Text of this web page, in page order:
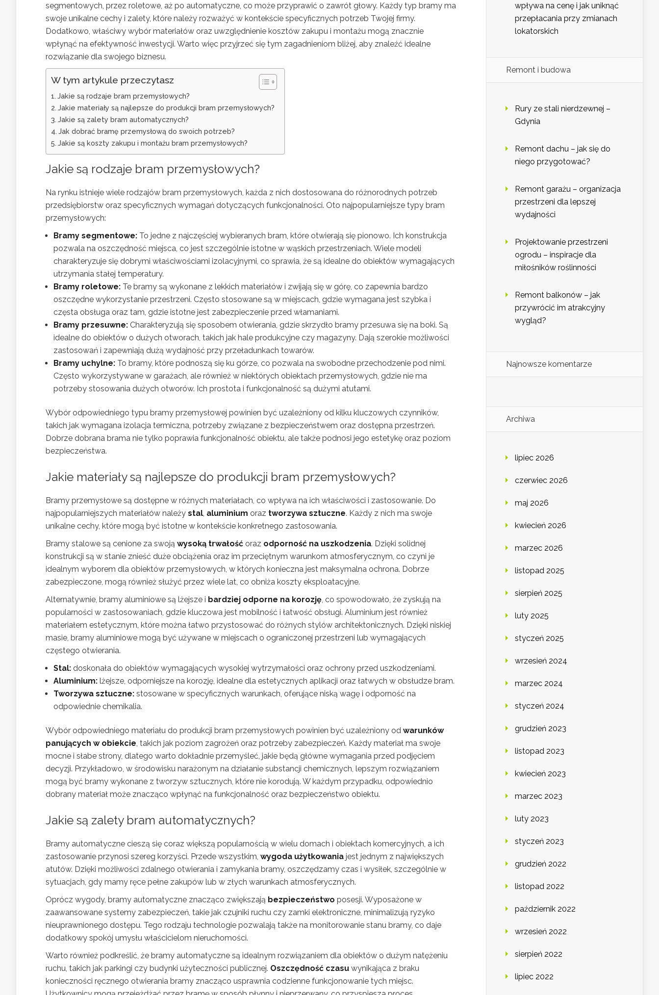
segmentowych, przez roletowe, aż po automatyczne, co może przyprawić o zawrót głowy. Każdy typ bramy ma
swoje unikalne cechy i zalety, które należy rozważyć w kontekście specyficznych potrzeb Twojej firmy.
Dodatkowo, właściwy wybór materiałów oraz uwzględnienie kosztów zakupu i montażu mogą znacznie
wpłynąć na efektywność inwestycji. Warto więc przyjrzeć się tym zagadnieniom bliżej, aby znaleźć idealne
rozwiązanie dla swojego biznesu.
W tym artykule przeczytasz
Jakie są rodzaje bram przemysłowych?
Jakie materiały są najlepsze do produkcji bram przemysłowych?
Jakie są zalety bram automatycznych?
Jak dobrać bramę przemysłową do swoich potrzeb?
Jakie są koszty zakupu i montażu bram przemysłowych?
Jakie są rodzaje bram przemysłowych?
Na rynku istnieje wiele rodzajów bram przemysłowych, każda z nich dostosowana do różnorodnych potrzeb
przedsiębiorstw oraz specyficznych wymagań dotyczących funkcjonalności. Oto najpopularniejsze typy bram
przemysłowych:
Bramy segmentowe: To jedne z najczęściej wybieranych bram, które otwierają się pionowo. Ich konstrukcja
pozwala na oszczędność miejsca, co jest szczególnie istotne w wąskich przestrzeniach. Wiele modeli
charakteryzuje się dobrymi właściwościami izolacyjnymi, co sprawia, że są idealne do obiektów wymagających
utrzymania stałej temperatury.
Bramy roletowe: Te bramy są wykonane z lekkich materiałów i zwijają się w górę, co zapewnia bardzo
oszczędne wykorzystanie przestrzeni. Często stosowane są w miejscach, gdzie wymagana jest szybka i
częsta obsługa oraz tam, gdzie istotne jest zabezpieczenie przed włamaniami.
Bramy przesuwne: Charakteryzują się sposobem otwierania, gdzie skrzydło bramy przesuwa się na boki. Są
idealne do obiektów o dużych otworach, takich jak hale produkcyjne czy magazyny. Dają szerokie możliwości
zastosowań i zapewniają dużą wydajność przy przeładunkach towarów.
Bramy uchylne: To bramy, które podnoszą się ku górze, co pozwala na swobodne przechodzenie pod nimi.
Często wykorzystywane w garażach, ale również w niektórych obiektach przemysłowych, gdzie nie ma
potrzeby stosowania dużych otworów. Ich prostota i funkcjonalność są dużymi atutami.
Wybór odpowiedniego typu bramy przemysłowej powinien być uzależniony od kilku kluczowych czynników,
takich jak wymagana izolacja termiczna, potrzeby związane z bezpieczeństwem oraz dostępna przestrzeń.
Dobrze dobrana brama nie tylko poprawia funkcjonalność obiektu, ale także podnosi jego estetykę oraz poziom
bezpieczeństwa.
Jakie materiały są najlepsze do produkcji bram przemysłowych?
Bramy przemysłowe są dostępne w różnych materiałach, co wpływa na ich właściwości i zastosowanie. Do
najpopularniejszych materiałów należy stal, aluminium oraz tworzywa sztuczne. Każdy z nich ma swoje
unikalne cechy, które mogą być istotne w kontekście konkretnego zastosowania.
Bramy stalowe są cenione za swoją wysoką trwałość oraz odporność na uszkodzenia. Dzięki solidnej
konstrukcji są w stanie znieść duże obciążenia oraz im przeciętnym warunkom atmosferycznym, co czyni je
idealnym wyborem dla obiektów przemysłowych, w których konieczna jest maksymalna ochrona. Dobrze
zabezpieczone, mogą również służyć przez wiele lat, co obniża koszty eksploatacyjne.
Alternatywnie, bramy aluminiowe są lżejsze i bardziej odporne na korozję, co spowodowało, że zyskują na
popularności w zastosowaniach, gdzie kluczowa jest mobilność i łatwość obsługi. Aluminium jest również
materiałem estetycznym, które można łatwo przystosować do różnych stylów architektonicznych. Dzięki niskiej
masie, bramy aluminiowe mogą być używane w miejscach o ograniczonej przestrzeni lub wymagających
częstego otwierania.
Stal: doskonała do obiektów wymagających wysokiej wytrzymałości oraz ochrony przed uszkodzeniami.
Aluminium: lżejsze, odporniejsze na korozję, idealne dla estetycznych aplikacji oraz łatwych w obsłudze bram.
Tworzywa sztuczne: stosowane w specyficznych warunkach, oferujące niską wagę i odporność na
odpowiednie chemikalia.
Wybór odpowiedniego materiału do produkcji bram przemysłowych powinien być uzależniony od warunków
panujących w obiekcie, takich jak poziom zagrożeń oraz potrzeby zabezpieczeń. Każdy materiał ma swoje
mocne i słabe strony, dlatego warto dokładnie przemyśleć, jakie będą główne wymagania przed podjęciem
decyzji. Przykładowo, w środowisku narażonym na działanie substancji chemicznych, lepszym rozwiązaniem
mogą być bramy wykonane z tworzyw sztucznych, które nie korodują. W każdym przypadku, odpowiednio
dobrany materiał może znacząco wpłynąć na funkcjonalność oraz bezpieczeństwo obiektu.
Jakie są zalety bram automatycznych?
Bramy automatyczne cieszą się coraz większą popularnością w wielu domach i obiektach komercyjnych, a ich
zastosowanie przynosi szereg korzyści. Przede wszystkim, wygoda użytkowania jest jednym z największych
atutów. Dzięki możliwości zdalnego otwierania i zamykania bramy, oszczędzamy czas i wysiłek, szczególnie w
sytuacjach, gdy mamy ręce pełne zakupów lub w złych warunkach atmosferycznych.
Oprócz wygody, bramy automatyczne znacząco zwiększają bezpieczeństwo posesji. Wyposażone w
zaawansowane systemy zabezpieczeń, takie jak czujniki ruchu czy zamki elektroniczne, minimalizują ryzyko
nieuprawnionego dostępu. Tego rodzaju technologie pozwalają także na monitorowanie stanu bramy, co daje
dodatkowy spokój umysłu właścicielom nieruchomości.
Warto również podkreślić, że bramy automatyczne są idealnym rozwiązaniem dla obiektów o dużym natężeniu
ruchu, takich jak parkingi czy budynki użyteczności publicznej. Oszczędność czasu wynikająca z braku
konieczności ręcznego otwierania bramy znacząco usprawnia codzienne funkcjonowanie tych miejsc.
wpływa na cenę i jak uniknąć
przepłacania przy zmianach
lokatorskich
Remont i budowa
Rury ze stali nierdzewnej –
Gdynia
Remont dachu – jak się do
niego przygotować?
Remont garażu – organizacja
przestrzeni dla lepszej
wydajności
Projektowanie przestrzeni
ogrodu – inspiracje dla
miłośników roślinności
Remont balkonów – jak
przywrócić im atrakcyjny
wygląd?
Najnowsze komentarze
Archiwa
lipiec 2026
czerwiec 2026
maj 2026
kwiecień 2026
marzec 2026
listopad 2025
sierpień 2025
luty 2025
styczeń 2025
wrzesień 2024
marzec 2024
styczeń 2024
grudzień 2023
listopad 2023
kwiecień 2023
marzec 2023
luty 2023
styczeń 2023
grudzień 2022
listopad 2022
październik 2022
wrzesień 2022
sierpień 2022
lipiec 2022